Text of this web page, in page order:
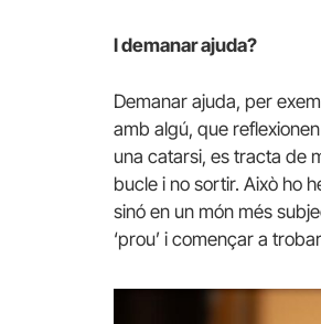
I demanar ajuda?
Demanar ajuda, per
amb algú, que
una catarsi, es tracta de
bucle i no sortir. Això ho
sinó en un món més
‘prou’ i començar a